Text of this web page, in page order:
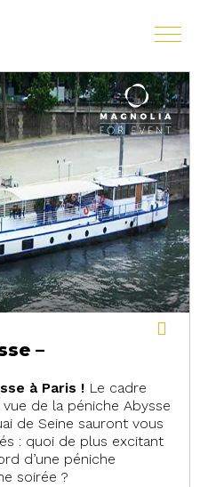
–
à Paris ! Le cadre
de la péniche Abysse
de Seine sauront vous
: quoi de plus excitant
d’une péniche
soirée ?